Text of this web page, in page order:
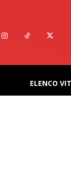
ELENCO